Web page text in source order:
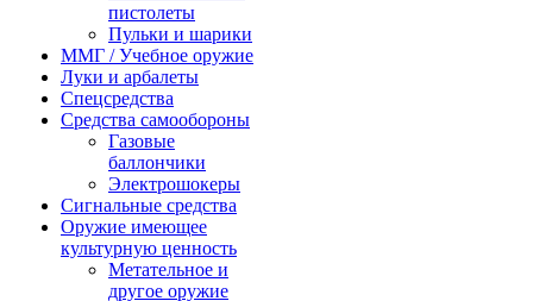
пистолеты
Пульки и шарики
ММГ / Учебное оружие
Луки и арбалеты
Спецсредства
Средства самообороны
Газовые
баллончики
Электрошокеры
Сигнальные средства
Оружие имеющее
культурную ценность
Метательное и
другое оружие